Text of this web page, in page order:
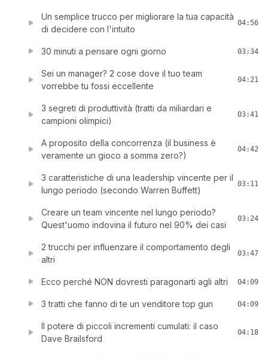
Un semplice trucco per migliorare la tua capacità
di decidere con l'intuito
04:56
30 minuti a pensare ogni giorno 03:34
Sei un manager? 2 cose dove il tuo team
vorrebbe tu fossi eccellente
04:21
3 segreti di produttività (tratti da miliardari e
campioni olimpici)
03:41
A proposito della concorrenza (il business è
veramente un gioco a somma zero?)
04:42
3 caratteristiche di una leadership vincente per il
lungo periodo (secondo Warren Buffett)
03:11
Creare un team vincente nel lungo periodo?
Quest'uomo indovina il futuro nel 90% dei casi
03:24
2 trucchi per influenzare il comportamento degli
altri
03:47
Ecco perché NON dovresti paragonarti agli altri 04:09
3 tratti che fanno di te un venditore top gun 04:09
Il potere di piccoli incrementi cumulati: il caso
Dave Brailsford
04:18